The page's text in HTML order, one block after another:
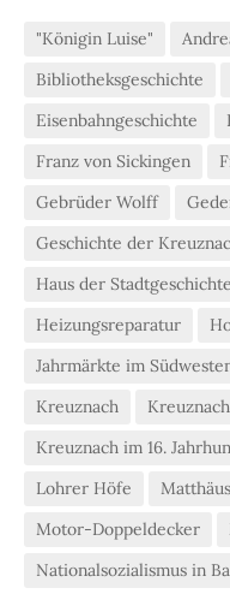
"Königin Luise"
Bibliotheksgeschichte
Eisenbahngeschichte
Franz von Sickingen
Gebrüder Wolff
Geschichte der
Haus der Stadtgeschichte
Heizungsreparatur
Jahrmärkte im
Kreuznach
Kreuznach im 16.
Lohrer Höfe
Motor-Doppeldecker
Nationalsozialismus in